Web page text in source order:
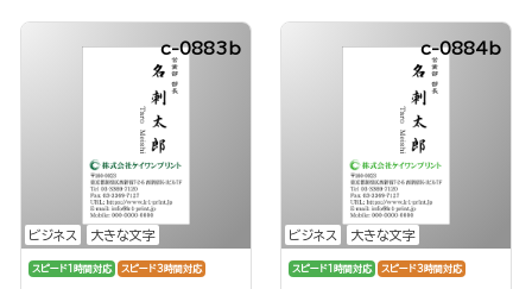
ビジネス 大きな文字
c-0883b
スピード1時間対応 スピード3時間対応
ビジネス 大きな文字
c-0884b
スピード1時間対応 スピード3時間対応